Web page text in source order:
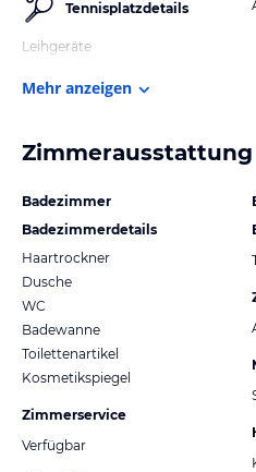
Tennisplatzdetails
Leihgeräte
Mehr anzeigen
Zimmerausstattung
Badezimmer
Badezimmerdetails
Haartrockner
Dusche
WC
Badewanne
Toilettenartikel
Kosmetikspiegel
Zimmerservice
Verfügbar